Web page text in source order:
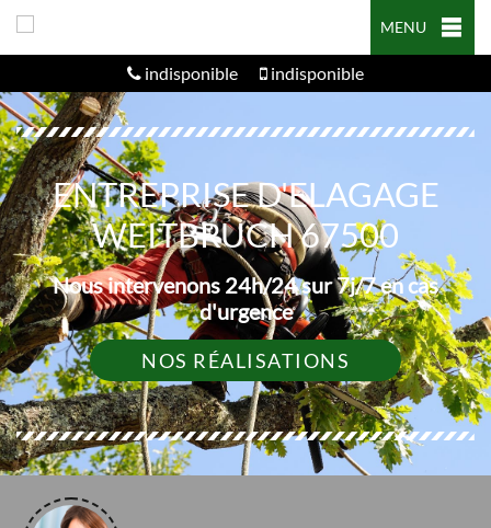
MENU
indisponible indisponible
ENTREPRISE D'ELAGAGE
WEITBRUCH 67500
Nous intervenons 24h/24 sur 7j/7 en cas
d'urgence
NOS RÉALISATIONS